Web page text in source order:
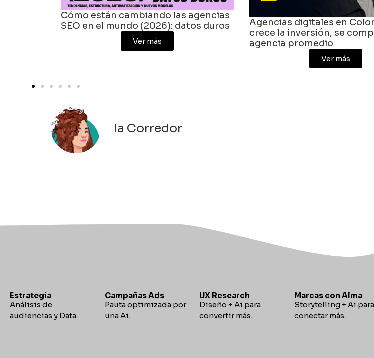
están cambiando las agencias
en el mundo (2026): datos duros
Agencias digitales en Colombia:
crece la inversión, se comprime la
agencia promedio
Ia Corredor
Estrategia
Análisis de
audiencias y Data.
Campañas Ads
Pauta optimizada por
una Ai.
UX Research
Diseño + Ai para
convertir más.
Marcas con Alma
Storytelling+ Ai para
conectar más.